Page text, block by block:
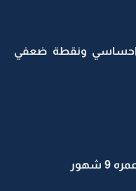
احساسي ونقطة ضعفي
شهور